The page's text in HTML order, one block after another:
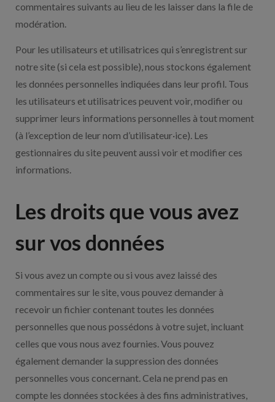
commentaires suivants au lieu de les laisser dans la file de
modération.
Pour les utilisateurs et utilisatrices qui s’enregistrent sur
notre site (si cela est possible), nous stockons également
les données personnelles indiquées dans leur profil. Tous
les utilisateurs et utilisatrices peuvent voir, modifier ou
supprimer leurs informations personnelles à tout moment
(à l’exception de leur nom d’utilisateur·ice). Les
gestionnaires du site peuvent aussi voir et modifier ces
informations.
Les droits que vous avez
sur vos données
Si vous avez un compte ou si vous avez laissé des
commentaires sur le site, vous pouvez demander à
recevoir un fichier contenant toutes les données
personnelles que nous possédons à votre sujet, incluant
celles que vous nous avez fournies. Vous pouvez
également demander la suppression des données
personnelles vous concernant. Cela ne prend pas en
compte les données stockées à des fins administratives,